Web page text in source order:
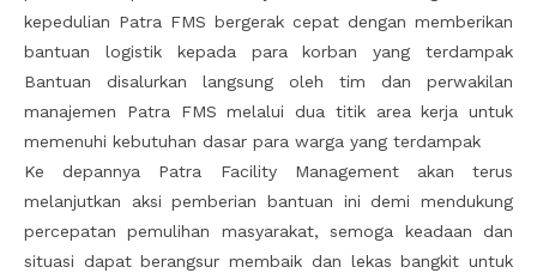
kepedulian Patra FMS bergerak cepat dengan memberikan
bantuan logistik kepada para korban yang terdampak
Bantuan disalurkan langsung oleh tim dan perwakilan
manajemen Patra FMS melalui dua titik area kerja untuk
memenuhi kebutuhan dasar para warga yang terdampak
Ke depannya Patra Facility Management akan terus
melanjutkan aksi pemberian bantuan ini demi mendukung
percepatan pemulihan masyarakat, semoga keadaan dan
situasi dapat berangsur membaik dan lekas bangkit untuk